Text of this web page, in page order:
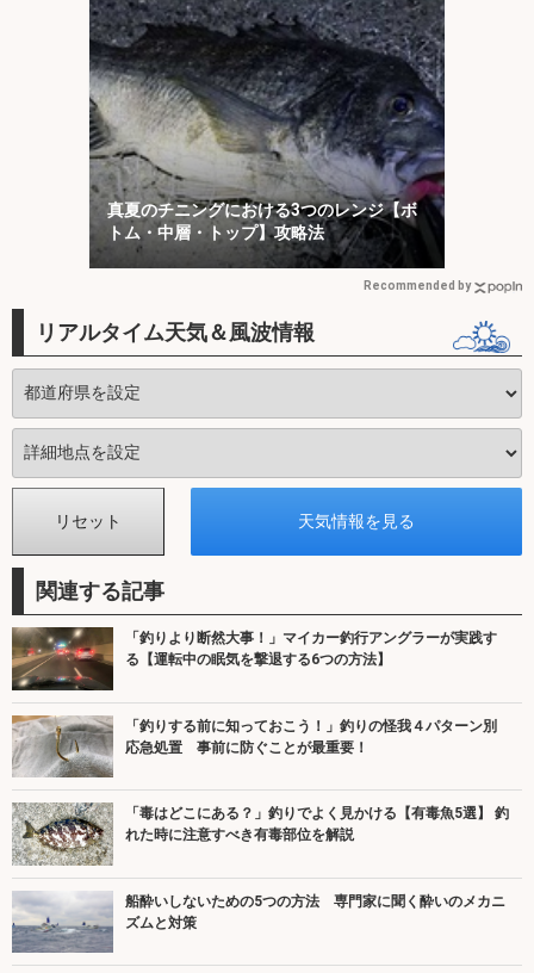
真夏のチニングにおける3つのレンジ【ボ
トム・中層・トップ】攻略法
Recommended by
リアルタイム天気＆風波情報
関連する記事
「釣りより断然大事！」マイカー釣行アングラーが実践す
る【運転中の眠気を撃退する6つの方法】
「釣りする前に知っておこう！」釣りの怪我４パターン別
応急処置 事前に防ぐことが最重要！
「毒はどこにある？」釣りでよく見かける【有毒魚5選】 釣
れた時に注意すべき有毒部位を解説
船酔いしないための5つの方法 専門家に聞く酔いのメカニ
ズムと対策